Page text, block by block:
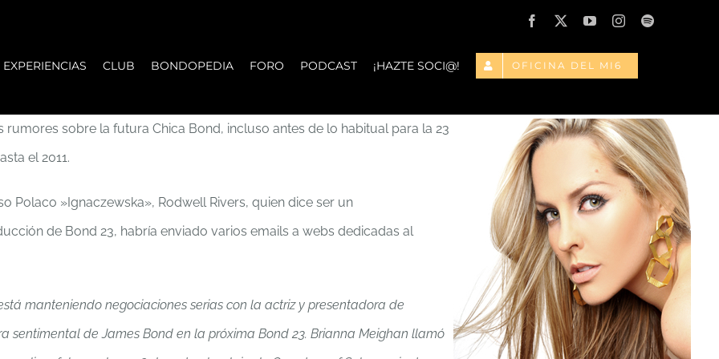
Facebook
X YouTubeInstagramSpotify
EXPERIENCIAS CLUB BONDOPEDIA FORO PODCAST ¡HAZTE SOCI@! OFICINA DEL MI6
sobre la futura Chica Bond, incluso antes de lo habitual para la 23
el 2011.
Polaco »Ignaczewska», Rodwell Rivers, quien dice ser un
de Bond 23, habría enviado varios emails a webs dedicadas al
manteniendo negociaciones serias con la actriz y presentadora de
sentimental de James Bond en la próxima Bond 23. Brianna Meighan llamó